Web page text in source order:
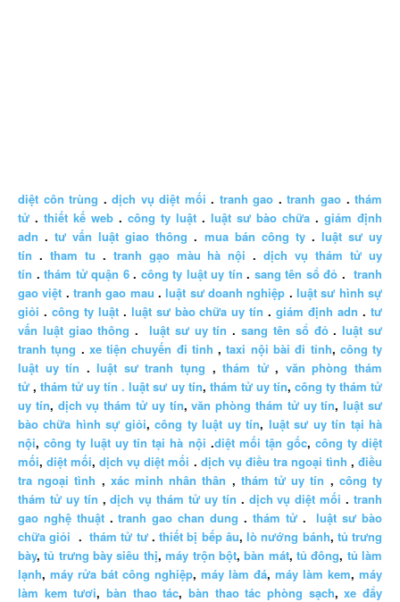
diệt côn trùng .dịch vụ diệt mối . tranh gao .tranh gao .thám
tử . thiết kế web . công ty luật . luật sư bào chữa . giám định
adn .tư vấn luật giao thông . mua bán công ty. luật sư uy
tín . tham tu . tranh gạo màu hà nội .dịch vụ thám tử uy
tín .thám tử quận 6. công ty luật uy tín . sang tên sổ đỏ .tranh
gao việt .tranh gao mau .luật sư doanh nghiệp .luật sư hình sự
giỏi . công ty luật. luật sư bào chữa uy tín .giám định adn .tư
vấn luật giao thông . luật sư uy tín .sang tên sổ đỏ.luật sư
tranh tụng . xe tiện chuyến đi tỉnh ,taxi nội bài đi tỉnh, công ty
luật uy tín .luật sư tranh tụng ,thám tử, văn phòng thám
tử ,thám tử uy tín . luật sư uy tín, thám tử uy tín, công ty thám tử
uy tín, dịch vụ thám tử uy tín,văn phòng thám tử uy tín,luật sư
bào chữa hình sự giỏi,công ty luật uy tín, luật sư uy tín tại hà
nội,công ty luật uy tín tại hà nội .diệt mối tận gốc, công ty diệt
mối,diệt mối,dịch vụ diệt mối . dịch vụ điều tra ngoại tình ,điều
tra ngoại tình , xác minh nhân thân , thám tử uy tín , công ty
thám tử uy tín ,dịch vụ thám tử uy tín . dịch vụ diệt mối .tranh
gao nghệ thuật.tranh gao chan dung . thám tử.luật sư bào
chữa giỏi .thám tử tư.thiết bị bếp âu,lò nướng bánh, tủ trưng
bày,tủ trưng bày siêu thị,máy trộn bột,bàn mát, tủ đông, tủ làm
lạnh, máy rửa bát công nghiệp, máy làm đá, máy làm kem, máy
làm kem tươi,bàn thao tác,bàn thao tác phòng sạch,xe đẩy